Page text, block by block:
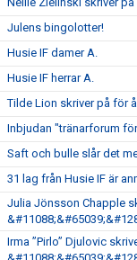
Julens bingolotter!
Husie IF damer A.
Husie IF herrar A.
Tilde Lion skriver på för
Inbjudan "tränarforum
Saft och bulle slår det
31 lag från Husie IF är
Julia Jönsson Chapple
Irma ”Pirlo” Djulovic